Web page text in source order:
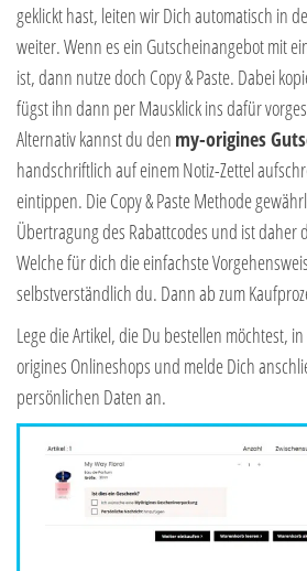
geklickt hast, leiten wir Dich automatisch in
weiter. Wenn es ein Gutscheinangebot mit
ist, dann nutze doch Copy & Paste. Dabei
fügst ihn dann per Mausklick ins dafür
Alternativ kannst du den my-origines
handschriftlich auf einem Notiz-Zettel
eintippen. Die Copy & Paste Methode
Übertragung des Rabattcodes und ist daher
Welche für dich die einfachste
selbstverständlich du. Dann ab zum
Lege die Artikel, die Du bestellen möchtest,
origines Onlineshops und melde Dich
persönlichen Daten an.